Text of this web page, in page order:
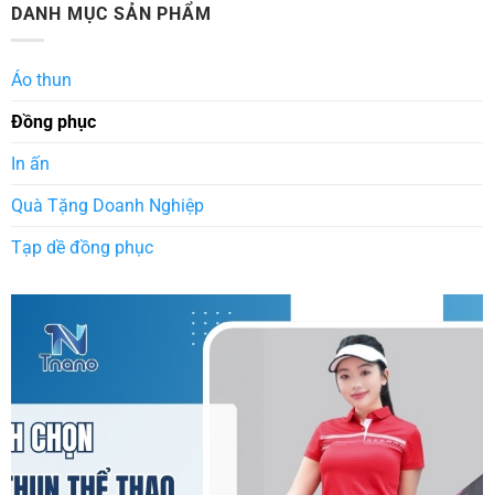
DANH MỤC SẢN PHẨM
Áo thun
Đồng phục
In ấn
Quà Tặng Doanh Nghiệp
Tạp dề đồng phục